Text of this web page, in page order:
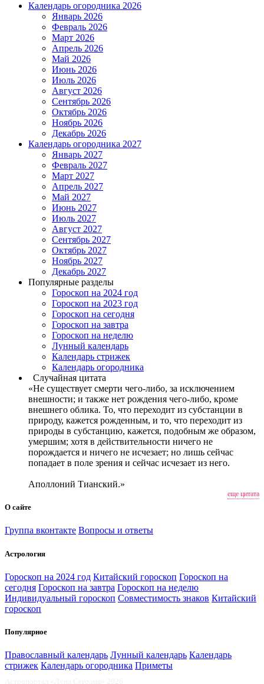
Календарь огородника 2026
Январь 2026
Февраль 2026
Март 2026
Апрель 2026
Май 2026
Июнь 2026
Июль 2026
Август 2026
Сентябрь 2026
Октябрь 2026
Ноябрь 2026
Декабрь 2026
Календарь огородника 2027
Январь 2027
Февраль 2027
Март 2027
Апрель 2027
Май 2027
Июнь 2027
Июль 2027
Август 2027
Сентябрь 2027
Октябрь 2027
Ноябрь 2027
Декабрь 2027
Популярные разделы
Гороскоп на 2024 год
Гороскоп на 2023 год
Гороскоп на сегодня
Гороскоп на завтра
Гороскоп на неделю
Лунный календарь
Календарь стрижек
Календарь огородника
Случайная цитата
«Не существует смерти чего-либо, за исключением
внешности; и также нет рождения чего-либо, кроме
внешнего облика. То, что переходит из субстанции в
природу, кажется рожденным, и то, что переходит из
природы в субстанцию, кажется, подобным же образом,
умершим; хотя в действительности ничего не
порождается и ничего не исчезает; но лишь сейчас
попадает в поле зрения и сейчас исчезает из него.
Аполлоний Тианский.»
еще цитата
О сайте
Группа вконтакте Вопросы и ответы
Астрология
Гороскоп на 2024 год Китайский гороскоп Гороскоп на
сегодня Гороскоп на завтра Гороскоп на неделю
Индивидуальный гороскоп Совместимость знаков Китайский
гороскоп
Популярное
Православный календарь Лунный календарь Календарь
стрижек Календарь огородника Приметы